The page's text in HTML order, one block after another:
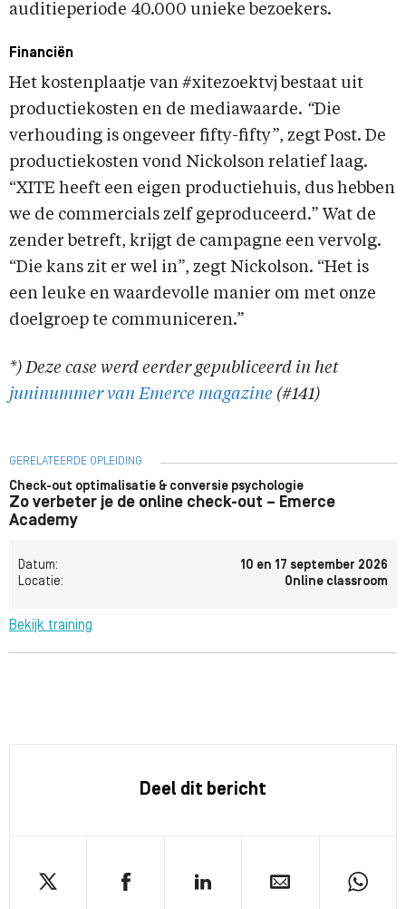
auditieperiode 40.000 unieke bezoekers.
Financiën
Het kostenplaatje van #xitezoektvj bestaat uit
productiekosten en de mediawaarde. “Die
verhouding is ongeveer fifty-fifty”, zegt Post. De
productiekosten vond Nickolson relatief laag.
“XITE heeft een eigen productiehuis, dus hebben
we de commercials zelf geproduceerd.” Wat de
zender betreft, krijgt de campagne een vervolg.
“Die kans zit er wel in”, zegt Nickolson. “Het is
een leuke en waardevolle manier om met onze
doelgroep te communiceren.”
*) Deze case werd eerder gepubliceerd in het
juninummer van Emerce magazine (#141)
GERELATEERDE OPLEIDING
Check-out optimalisatie & conversie psychologie
Zo verbeter je de online check-out – Emerce
Academy
Datum:
10 en 17 september 2026
Locatie:
Online classroom
Bekijk training
Deel dit bericht